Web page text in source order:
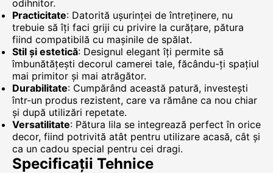
odihnitor.
Practicitate: Datorită ușurinței de întreținere, nu
trebuie să îți faci griji cu privire la curățare, pătura
fiind compatibilă cu mașinile de spălat.
Stil și estetică: Designul elegant îți permite să
îmbunătățești decorul camerei tale, făcându-ți spațiul
mai primitor și mai atrăgător.
Durabilitate: Cumpărând această patură, investești
într-un produs rezistent, care va rămâne ca nou chiar
și după utilizări repetate.
Versatilitate: Pătura lila se integrează perfect în orice
decor, fiind potrivită atât pentru utilizare acasă, cât și
ca un cadou special pentru cei dragi.
Specificații Tehnice